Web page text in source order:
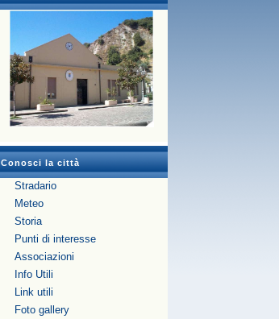
Conosci la città
Stradario
Meteo
Storia
Punti di interesse
Associazioni
Info Utili
Link utili
Foto gallery